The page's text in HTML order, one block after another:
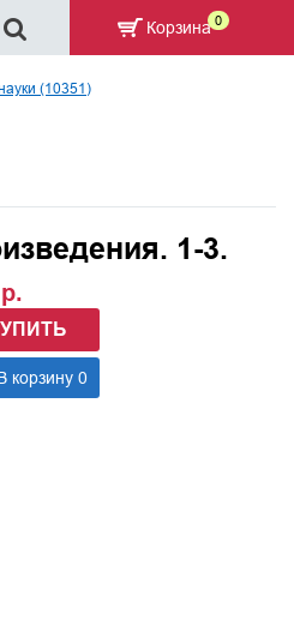
(10351)
1-3.
корзину 0
Корзина 0